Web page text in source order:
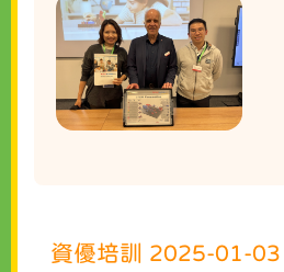
資優培訓 2025-01-03